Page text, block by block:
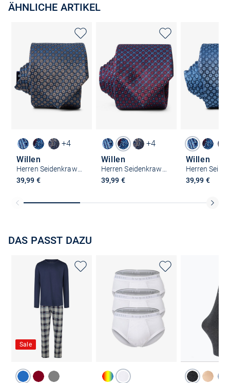
ÄHNLICHE ARTIKEL
+4
Willen
39,99 €
+4
Willen
39,99 €
Willen
39,99 €
DAS PASST DAZU
Sale